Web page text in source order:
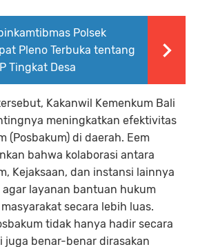
Polsek
Pleno Terbuka tentang
Tingkat Desa
Kakanwil Kemenkum Bali
meningkatkan efektivitas
(Posbakum) di daerah. Eem
bahwa kolaborasi antara
Kejaksaan, dan instansi lainnya
layanan bantuan hukum
secara lebih luas.
tidak hanya hadir secara
benar-benar dirasakan